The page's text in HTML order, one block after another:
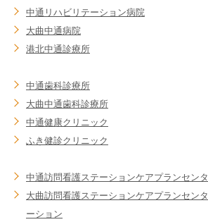
中通リハビリテーション病院
大曲中通病院
港北中通診療所
中通歯科診療所
大曲中通歯科診療所
中通健康クリニック
ふき健診クリニック
中通訪問看護ステーションケアプランセン
大曲訪問看護ステーションケアプランセン
ーション